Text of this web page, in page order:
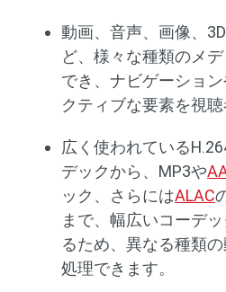
動画、音声、画像、
ど、様々な種類のメ
でき、ナビゲーショ
クティブな要素を視聴
広く使われている
デックから、MP3や
ック、さらにはALAC
まで、幅広いコーデ
るため、異なる種類
処理できます。